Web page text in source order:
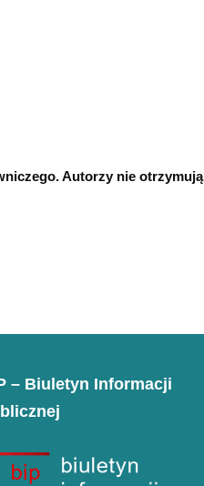
Autorzy nie otrzymują
– Biuletyn Informacji